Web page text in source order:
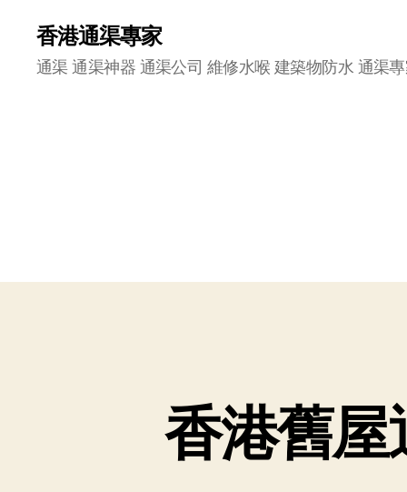
香港通渠專家
通渠 通渠神器 通渠公司 維修水喉 建築物防水 通渠
香港舊屋